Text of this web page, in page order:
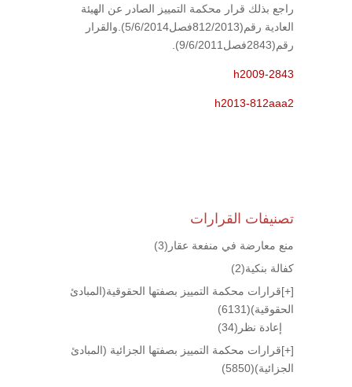
راجع بذلك قرار محكمة التمييز الصادر عن الهيئة
العادية رقم(812/2013فصل5/6/2014).والقرار
رقم(2843فصل9/6/2011).
h2009-2843
h2013-812aaa2
تصنيفات القرارات
منع معارضة في منفعة عقار (3)
كفالة بنكية(2)
[+]قرارات محكمة التمييز بصفتها الحقوقية(المبادئ
الحقوقية)(6131)
إعادة نظر (34)
[+]قرارات محكمة التمييز بصفتها الجزائية (المبادئ
الجزائية)(5850)